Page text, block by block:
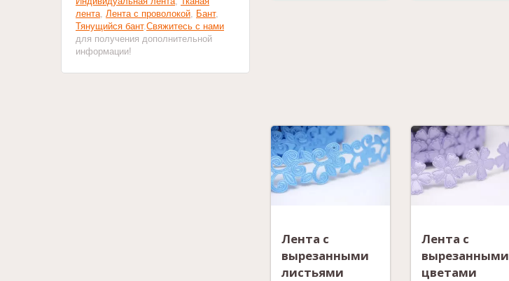
лента, Лента с проволокой, Бант,
Тянущийся бант.Свяжитесь с нами
для получения дополнительной
информации!
Лента с
вырезанными
листьями
Лента с
вырезанными
цветами